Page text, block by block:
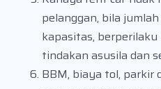
pelanggan, bila
kapasitas,
tindakan asusila dan
BBM, biaya tol, parkir